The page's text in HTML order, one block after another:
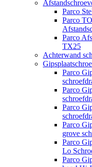
Parco
Parco
Parco
TX25
Achterwand
Parco
Parco
Parco
Parco
grove
Parco
Lo
Parco